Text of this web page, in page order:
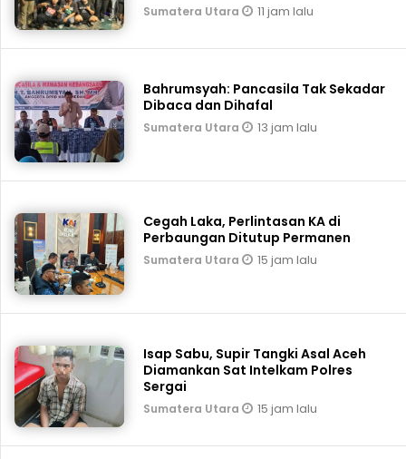
Sumatera Utara 11 jam lalu
Bahrumsyah: Pancasila Tak Sekadar
Dibaca dan Dihafal
Sumatera Utara 13 jam lalu
Cegah Laka, Perlintasan KA di
Perbaungan Ditutup Permanen
Sumatera Utara 15 jam lalu
Isap Sabu, Supir Tangki Asal Aceh
Diamankan Sat Intelkam Polres
Sergai
Sumatera Utara 15 jam lalu